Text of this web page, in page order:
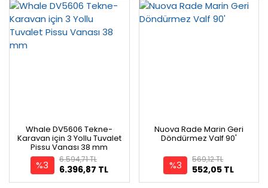
Whale DV5606 Tekne-
Karavan için 3 Yollu Tuvalet
Pissu Vanası 38 mm
%3 6.396,87 TL
6.594,71 TL
Nuova Rade Marin Geri
Döndürmez Valf 90'
%3 552,05 TL
569,12 TL